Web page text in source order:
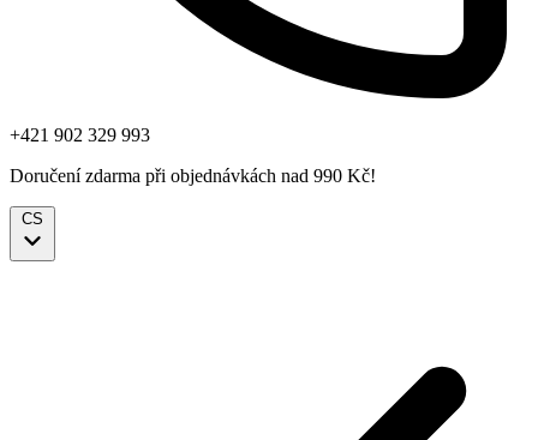
+421 902 329 993
Doručení zdarma při objednávkách nad 990 Kč!
CS